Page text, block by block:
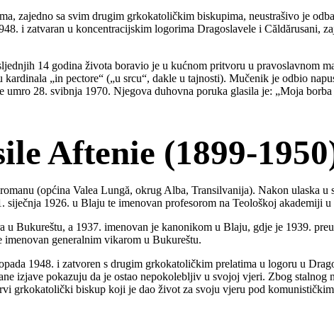
zajedno sa svim drugim grkokatoličkim biskupima, neustrašivo je
i zatvaran u koncentracijskim logorima Dragoslavele i
14 godina života boravio je u kućnom pritvoru u pravoslavnom
„in pectore“ („u srcu“, dakle u tajnosti). Mučenik je odbio
28. svibnja 1970. Njegova duhovna poruka glasila je: „Moja borba
Aftenie (1899-
(općina Valea Lungă, okrug Alba, Transilvanija). Nakon ulaska
siječnja 1926. u Blaju te imenovan profesorom na Teološkoj akademiji u
u Bukureštu, a 1937. imenovan je kanonikom u Blaju, gdje je 1939.
generalnim vikarom u Bukureštu.
1948. i zatvoren s drugim grkokatoličkim prelatima u logoru u
izjave pokazuju da je ostao nepokolebljiv u svojoj vjeri. Zbog
grkokatolički biskup koji je dao život za svoju vjeru pod